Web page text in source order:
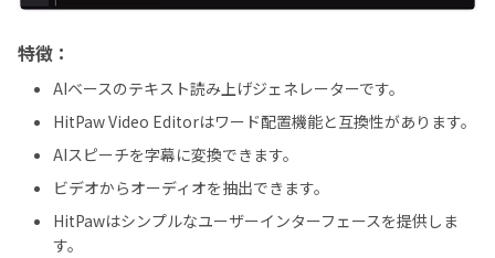
特徴：
AIベースのテキスト読み上げジェネレーターです。
HitPaw Video Editorはワード配置機能と互換性があります。
AIスピーチを字幕に変換できます。
ビデオからオーディオを抽出できます。
HitPawはシンプルなユーザーインターフェースを提供しま
す。